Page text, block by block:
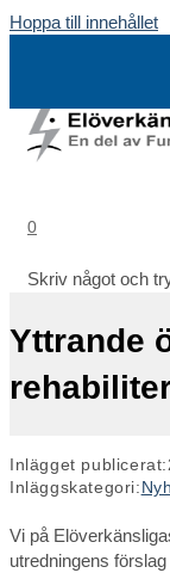
Hoppa till innehållet
0
Skriv något och
Yttrande
Inlägget publicerat:
Inläggskategori:
Vi på
utredningens